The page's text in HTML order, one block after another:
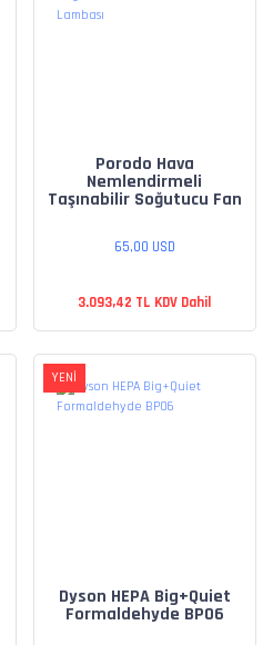
Porodo Hava
Nemlendirmeli
Taşınabilir Soğutucu Fan
65,00 USD
3.093,42 TL KDV Dahil
YENİ
Dyson HEPA Big+Quiet
Formaldehyde BP06